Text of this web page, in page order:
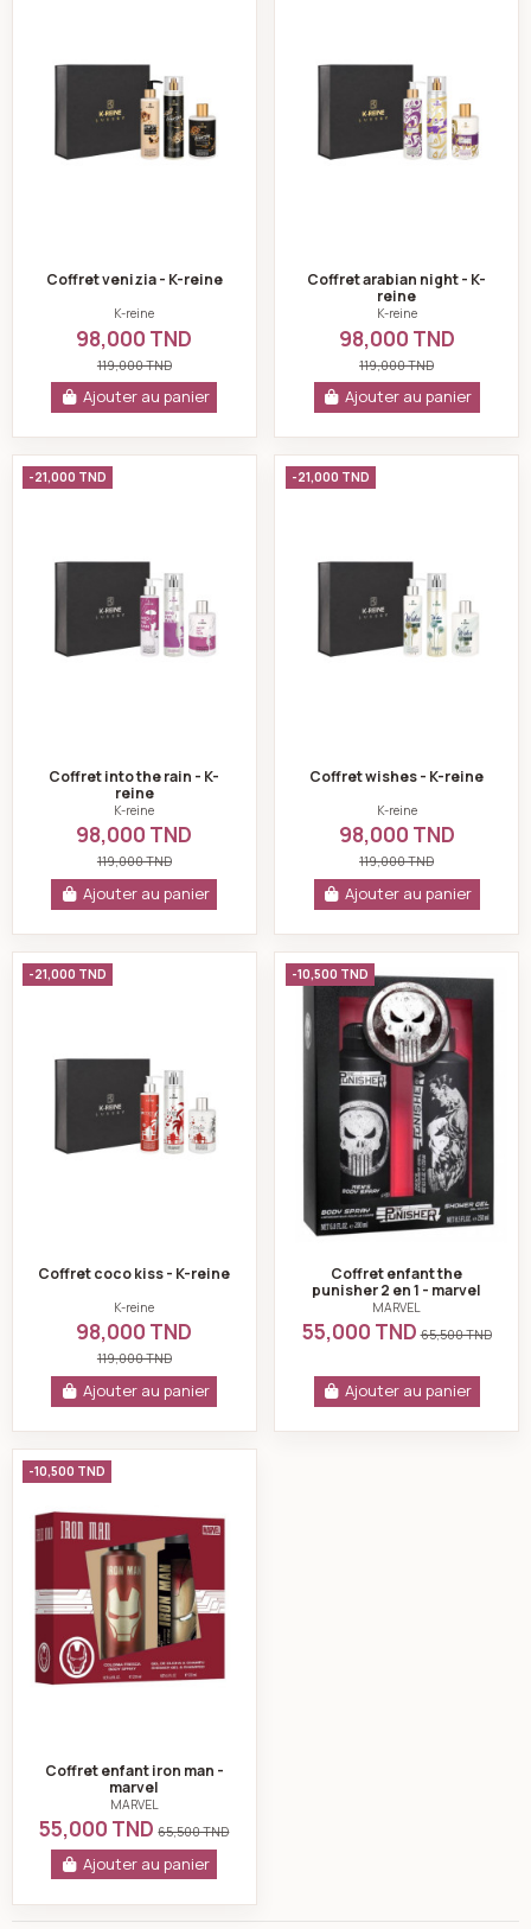
Coffret venizia - K-reine
K-reine
98,000 TND
119,000 TND
Ajouter au panier
Coffret arabian night - K-
reine
K-reine
98,000 TND
119,000 TND
Ajouter au panier
Coffret into the rain - K-reine
-21,000 TND
Coffret into the rain - K-
reine
K-reine
98,000 TND
119,000 TND
Ajouter au panier
-21,000 TND
Coffret wishes - K-reine
K-reine
98,000 TND
119,000 TND
Ajouter au panier
Coffret coco kiss - K-reine
-21,000 TND
Coffret coco kiss - K-reine
K-reine
98,000 TND
119,000 TND
Ajouter au panier
Coffret enfant the
-10,500 TND
Coffret enfant the
punisher 2 en 1 - marvel
MARVEL
55,000 TND65,500 TND
Ajouter au panier
-10,500 TND
Coffret enfant iron man -
marvel
MARVEL
55,000 TND65,500 TND
Ajouter au panier